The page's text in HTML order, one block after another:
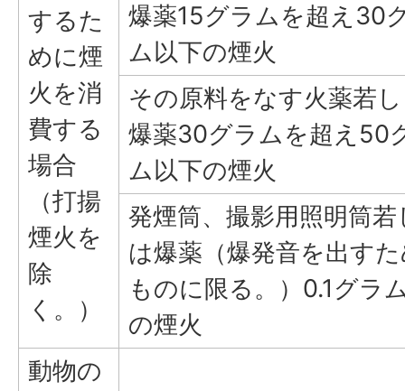
するた
めに煙
火を消
費する
場合
（打揚
煙火を
除
く。）
爆薬15グラムを超え30
ム以下の煙火
その原料をなす火薬若
爆薬30グラムを超え50
ム以下の煙火
発煙筒、撮影用照明筒若
は爆薬（爆発音を出す
ものに限る。）0.1グラ
の煙火
動物の